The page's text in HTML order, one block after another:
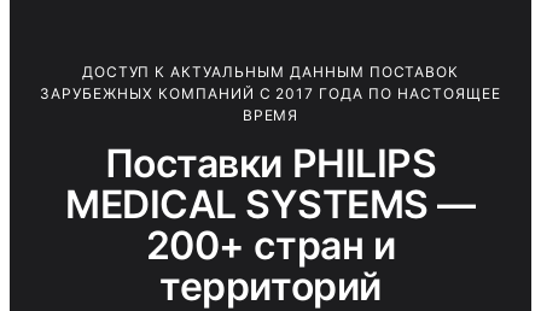
ДОСТУП К АКТУАЛЬНЫМ ДАННЫМ ПОСТАВОК
ЗАРУБЕЖНЫХ КОМПАНИЙ С 2017 ГОДА ПО НАСТОЯЩЕЕ
ВРЕМЯ
Поставки PHILIPS
MEDICAL SYSTEMS —
200+ стран и
территорий